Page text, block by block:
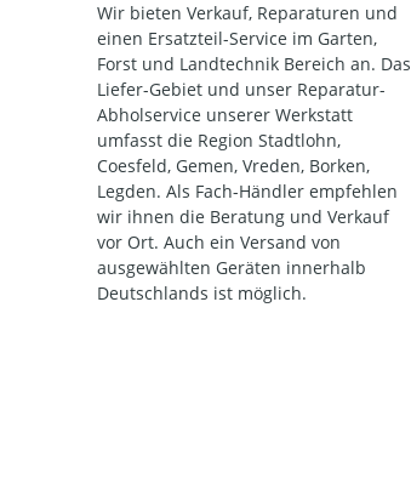
Wir bieten Verkauf, Reparaturen und
einen Ersatzteil-Service im Garten,
Forst und Landtechnik Bereich an. Das
Liefer-Gebiet und unser Reparatur-
Abholservice unserer Werkstatt
umfasst die Region Stadtlohn,
Coesfeld, Gemen, Vreden, Borken,
Legden. Als Fach-Händler empfehlen
wir ihnen die Beratung und Verkauf
vor Ort. Auch ein Versand von
ausgewählten Geräten innerhalb
Deutschlands ist möglich.